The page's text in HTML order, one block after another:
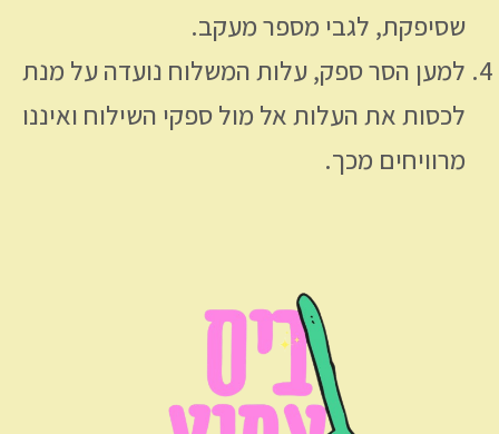
שסיפקת, לגבי מספר מעקב.
למען הסר ספק, עלות המשלוח נועדה על מנת
לכסות את העלות אל מול ספקי השילוח ואיננו
מרוויחים מכך.